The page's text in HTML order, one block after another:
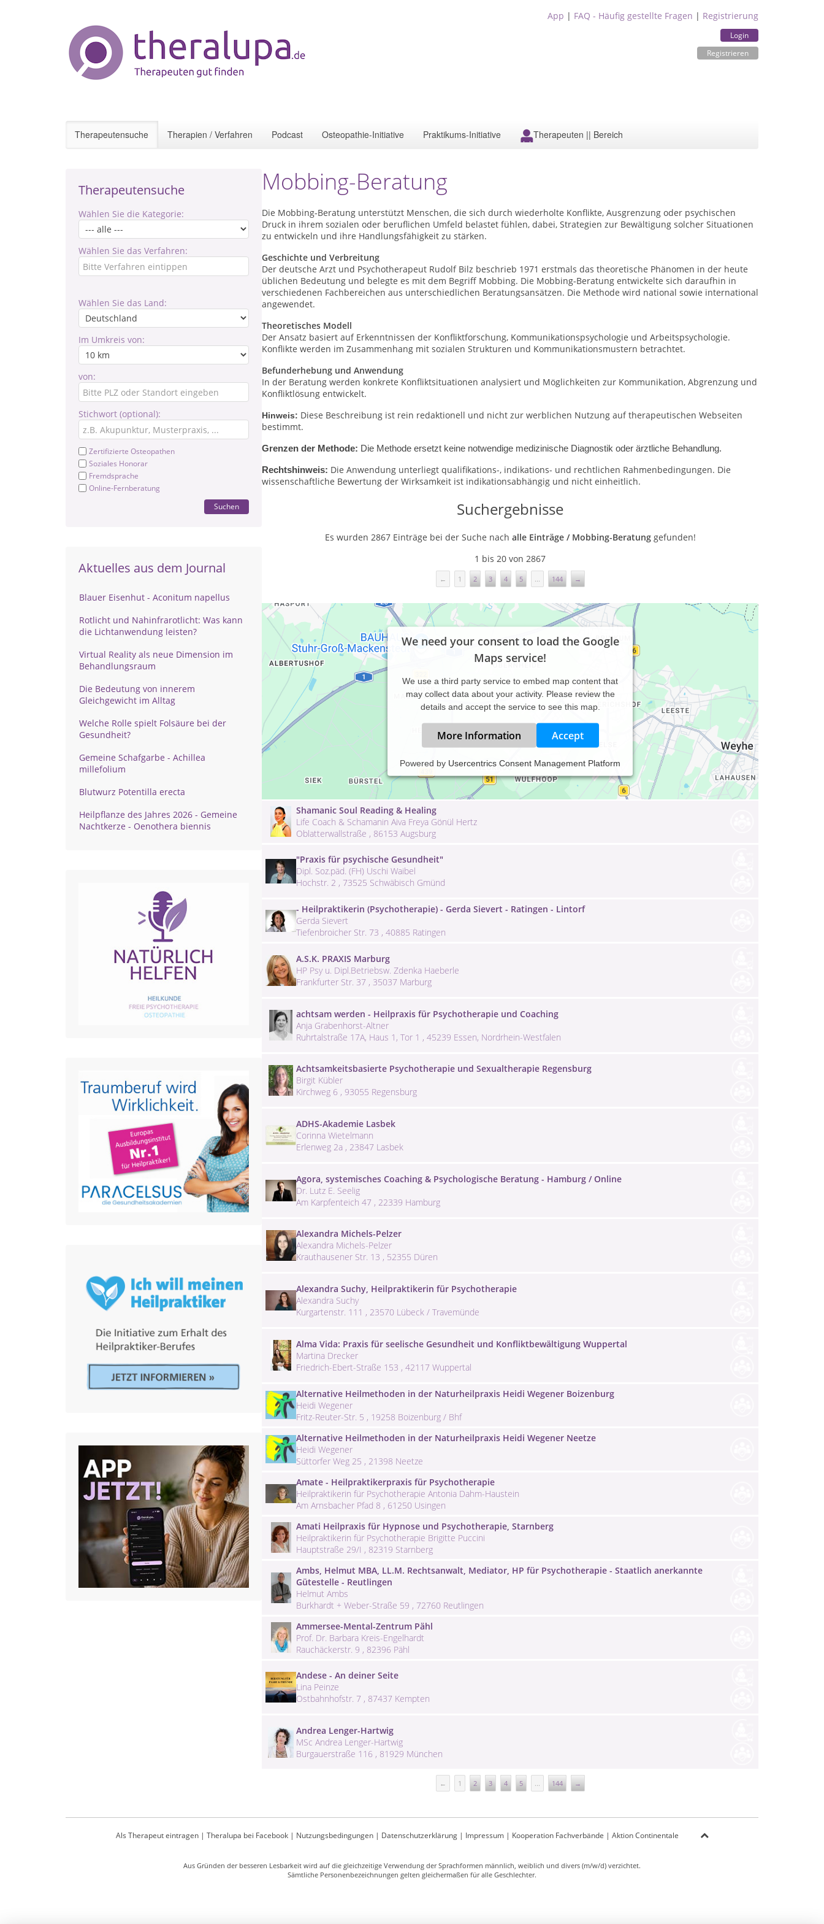
App | FAQ - Häufig gestellte Fragen | Registrierung
Login
Registrieren
Therapeutensuche Therapien / Verfahren Podcast Osteopathie-Initiative Praktikums-Initiative Therapeuten || Bereich
Therapeutensuche
Wählen Sie die Kategorie:
Wählen Sie das Verfahren:
Wählen Sie das Land:
Im Umkreis von:
von:
Stichwort (optional):
Zertifizierte Osteopathen
Soziales Honorar
Fremdsprache
Online-Fernberatung
Suchen
Aktuelles aus dem Journal
Blauer Eisenhut - Aconitum napellus
Rotlicht und Nahinfrarotlicht: Was kann
die Lichtanwendung leisten?
Virtual Reality als neue Dimension im
Behandlungsraum
Die Bedeutung von innerem
Gleichgewicht im Alltag
Welche Rolle spielt Folsäure bei der
Gesundheit?
Gemeine Schafgarbe - Achillea
millefolium
Blutwurz Potentilla erecta
Heilpflanze des Jahres 2026 - Gemeine
Nachtkerze - Oenothera biennis
Mobbing-Beratung
Die Mobbing‑Beratung unterstützt Menschen, die sich durch wiederholte Konflikte, Ausgrenzung oder psychischen
Druck in ihrem sozialen oder beruflichen Umfeld belastet fühlen, dabei, Strategien zur Bewältigung solcher Situationen
zu entwickeln und ihre Handlungsfähigkeit zu stärken.
Geschichte und Verbreitung
Der deutsche Arzt und Psychotherapeut Rudolf Bilz beschrieb 1971 erstmals das theoretische Phänomen in der heute
üblichen Bedeutung und belegte es mit dem Begriff Mobbing. Die Mobbing‑Beratung entwickelte sich daraufhin in
verschiedenen Fachbereichen aus unterschiedlichen Beratungsansätzen. Die Methode wird national sowie international
angewendet.
Theoretisches Modell
Der Ansatz basiert auf Erkenntnissen der Konfliktforschung, Kommunikationspsychologie und Arbeitspsychologie.
Konflikte werden im Zusammenhang mit sozialen Strukturen und Kommunikationsmustern betrachtet.
Befunderhebung und Anwendung
In der Beratung werden konkrete Konfliktsituationen analysiert und Möglichkeiten zur Kommunikation, Abgrenzung und
Konfliktlösung entwickelt.
Hinweis: Diese Beschreibung ist rein redaktionell und nicht zur werblichen Nutzung auf therapeutischen Webseiten
bestimmt.
Grenzen der Methode: Die Methode ersetzt keine notwendige medizinische Diagnostik oder ärztliche Behandlung.
Rechtshinweis: Die Anwendung unterliegt qualifikations-, indikations- und rechtlichen Rahmenbedingungen. Die
wissenschaftliche Bewertung der Wirksamkeit ist indikationsabhängig und nicht einheitlich.
Suchergebnisse
Es wurden 2867 Einträge bei der Suche nach alle Einträge / Mobbing-Beratunggefunden!
1 bis 20 von 2867
← 1 2 3 4 5 ... 144 →
We need your consent to load the Google
Maps service!
We use a third party service to embed map content that
may collect data about your activity. Please review the
details and accept the service to see this map.
More Information Accept
Powered by Usercentrics Consent Management Platform
Psychotherapie Praxis Berlin-Kreuzberg
Dipl.-Psychologe Klaus-Dieter Joschua A. Loreck
Waldemarstr. 38 , 10999 Berlin-Kreuzberg
Shamanic Soul Reading & Healing
Life Coach & Schamanin Aiva Freya Gönül Hertz
Oblatterwallstraße , 86153 Augsburg
"Praxis für psychische Gesundheit"
Dipl. Soz.päd. (FH) Uschi Waibel
Hochstr. 2 , 73525 Schwäbisch Gmünd
- Heilpraktikerin (Psychotherapie) - Gerda Sievert - Ratingen - Lintorf
Gerda Sievert
Tiefenbroicher Str. 73 , 40885 Ratingen
A.S.K. PRAXIS Marburg
HP Psy u. Dipl.Betriebsw. Zdenka Haeberle
Frankfurter Str. 37 , 35037 Marburg
achtsam werden - Heilpraxis für Psychotherapie und Coaching
Anja Grabenhorst-Altner
Ruhrtalstraße 17A, Haus 1, Tor 1 , 45239 Essen, Nordrhein-Westfalen
Achtsamkeitsbasierte Psychotherapie und Sexualtherapie Regensburg
Birgit Kübler
Kirchweg 6 , 93055 Regensburg
ADHS-Akademie Lasbek
Corinna Wietelmann
Erlenweg 2a , 23847 Lasbek
Agora, systemisches Coaching & Psychologische Beratung - Hamburg / Online
Dr. Lutz E. Seelig
Am Karpfenteich 47 , 22339 Hamburg
Alexandra Michels-Pelzer
Alexandra Michels-Pelzer
Krauthausener Str. 13 , 52355 Düren
Alexandra Suchy, Heilpraktikerin für Psychotherapie
Alexandra Suchy
Kurgartenstr. 111 , 23570 Lübeck / Travemünde
Alma Vida: Praxis für seelische Gesundheit und Konfliktbewältigung Wuppertal
Martina Drecker
Friedrich-Ebert-Straße 153 , 42117 Wuppertal
Alternative Heilmethoden in der Naturheilpraxis Heidi Wegener Boizenburg
Heidi Wegener
Fritz-Reuter-Str. 5 , 19258 Boizenburg / Bhf
Alternative Heilmethoden in der Naturheilpraxis Heidi Wegener Neetze
Heidi Wegener
Süttorfer Weg 25 , 21398 Neetze
Amate - Heilpraktikerpraxis für Psychotherapie
Heilpraktikerin für Psychotherapie Antonia Dahm-Haustein
Am Arnsbacher Pfad 8 , 61250 Usingen
Amati Heilpraxis für Hypnose und Psychotherapie, Starnberg
Heilpraktikerin für Psychotherapie Brigitte Puccini
Hauptstraße 29/I , 82319 Starnberg
Ambs, Helmut MBA, LL.M. Rechtsanwalt, Mediator, HP für Psychotherapie - Staatlich anerkannte
Gütestelle - Reutlingen
Helmut Ambs
Burkhardt + Weber-Straße 59 , 72760 Reutlingen
Ammersee-Mental-Zentrum Pähl
Prof. Dr. Barbara Kreis-Engelhardt
Rauchäckerstr. 9 , 82396 Pähl
Andese - An deiner Seite
Lina Peinze
Ostbahnhofstr. 7 , 87437 Kempten
Andrea Lenger-Hartwig
MSc Andrea Lenger-Hartwig
Burgauerstraße 116 , 81929 München
← 1 2 3 4 5 ... 144 →
Als Therapeut eintragen| Theralupa bei Facebook| Nutzungsbedingungen| Datenschutzerklärung| Impressum| Kooperation Fachverbände | Aktion Continentale
Aus Gründen der besseren Lesbarkeit wird auf die gleichzeitige Verwendung der Sprachformen männlich, weiblich und divers (m/w/d) verzichtet.
Sämtliche Personenbezeichnungen gelten gleichermaßen für alle Geschlechter.